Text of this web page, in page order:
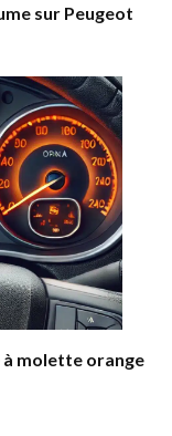
sur Peugeot
molette orange